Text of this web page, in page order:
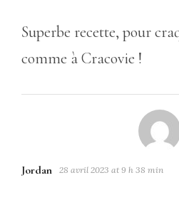
Superbe recette, pour
comme à Cracovie !
Jordan 28 avril 2023 at 9 h 38 min